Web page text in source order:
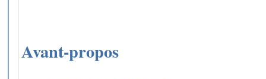
Avant-propos